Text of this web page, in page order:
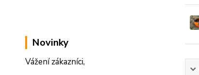
Novinky
Vážení zákazníci,